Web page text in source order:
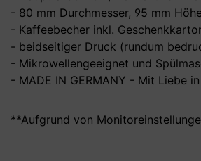
- 80 mm Durchmesser, 95 mm
- Kaffeebecher inkl.
- beidseitiger Druck (rundum
- Mikrowellengeeignet und
- MADE IN GERMANY - Mit Liebe
**Aufgrund von